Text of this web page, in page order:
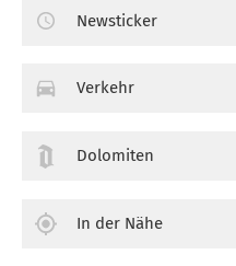
Newsticker
Verkehr
Dolomiten
In der Nähe